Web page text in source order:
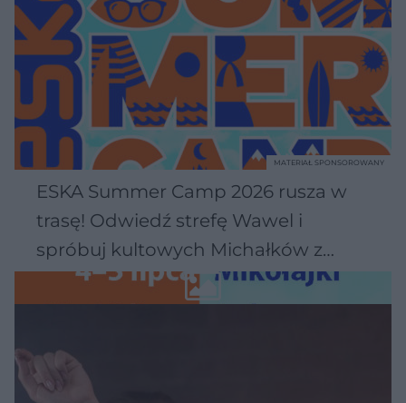
ESKA Summer Camp 2026 rusza w
trasę! Odwiedź strefę Wawel i
spróbuj kultowych Michałków z
Wawelu
MATERIAŁ SPONSOROWANY